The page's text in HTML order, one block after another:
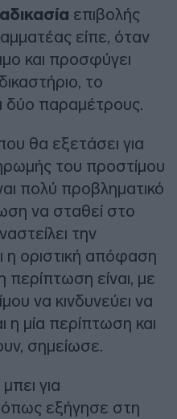
επιβολής
είπε, όταν
και προσφύγει
το
δύο παραμέτρους.
θα εξετάσει για
του προστίμου
πολύ προβληματικό
να σταθεί στο
την
η οριστική απόφαση
περίπτωση είναι, με
να κινδυνεύει να
η μία περίπτωση και
σημείωσε.
για
όπως εξήγησε στη